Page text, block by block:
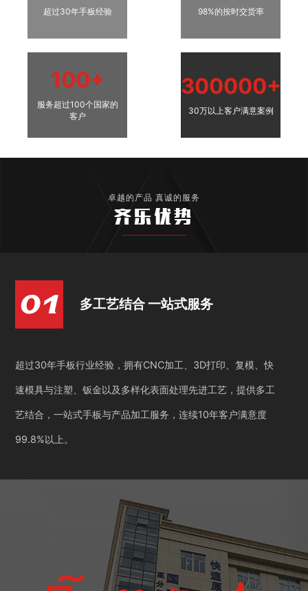
超过30年手板经验 98%的按时交货率
100+
服务超过100个国家的
客户
300000+
30万以上客户满意案例
卓越的产品 真诚的服务
齐乐优势
多工艺结合 一站式服务
超过30年手板行业经验，拥有CNC加工、3D打印、复模、快
速模具与注塑、钣金以及多样化表面处理先进工艺，提供多工
艺结合，一站式手板与产品加工服务，连续10年客户满意度
99.8%以上。